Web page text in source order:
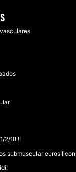
2/18 !!
submuscular eurosilicon